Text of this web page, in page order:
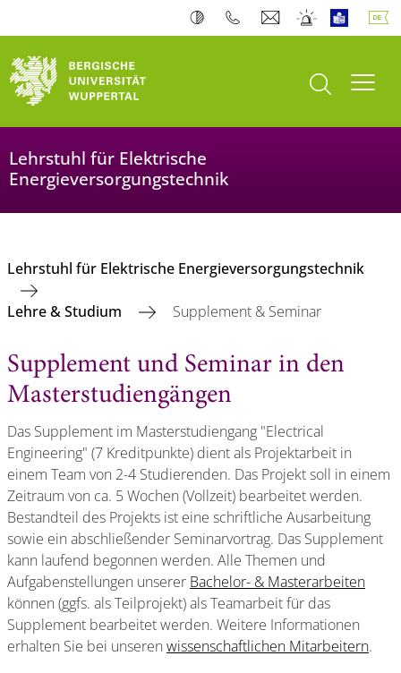
Suche öffnen
Lehrstuhl für Elektrische
Energieversorgungstechnik
Lehrstuhl für Elektrische Energieversorgungstechnik
Lehre & Studium Supplement & Seminar
Supplement und Seminar in den
Masterstudiengängen
Das Supplement im Masterstudiengang "Electrical
Engineering" (7 Kreditpunkte) dient als Projektarbeit in
einem Team von 2-4 Studierenden. Das Projekt soll in einem
Zeitraum von ca. 5 Wochen (Vollzeit) bearbeitet werden.
Bestandteil des Projekts ist eine schriftliche Ausarbeitung
sowie ein abschließender Seminarvortrag. Das Supplement
kann laufend begonnen werden. Alle Themen und
Aufgabenstellungen unserer Bachelor- & Masterarbeiten
können (ggfs. als Teilprojekt) als Teamarbeit für das
Supplement bearbeitet werden. Weitere Informationen
erhalten Sie bei unseren wissenschaftlichen Mitarbeitern.